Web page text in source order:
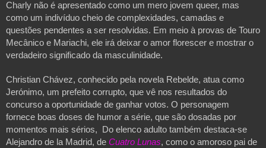
Charly não é apresentado como um mero jovem queer, mas
como um indivíduo cheio de complexidades, camadas e
questões pendentes a ser resolvidas. Em meio à provas de Touro
Mecânico e Mariachi, ele irá deixar o amor florescer e mostrar o
verdadeiro significado da masculinidade.
Christian Chávez, conhecido pela novela Rebelde, atua como
Jerónimo, um prefeito corrupto, que vê nos resultados do
concurso a oportunidade de ganhar votos. O personagem
fornece boas doses de humor a série, que são dosadas por
momentos mais sérios, Do elenco adulto também destaca-se
Alejandro de la Madrid, de Cuatro Lunas, como o amoroso pai de